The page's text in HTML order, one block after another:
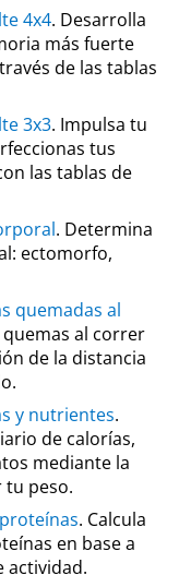
4x4. Desarrolla
más fuerte
de las tablas
3x3. Impulsa tu
tus
las tablas de
. Determina
ectomorfo,
quemadas al
quemas al correr
de la distancia
y nutrientes.
de calorías,
mediante la
tu peso.
. Calcula
en base a
actividad.